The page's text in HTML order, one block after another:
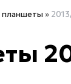
планшеты »